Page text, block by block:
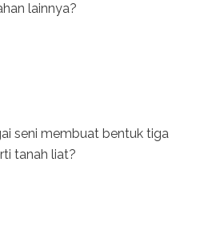
lainnya?
seni membuat bentuk tiga
tanah liat?